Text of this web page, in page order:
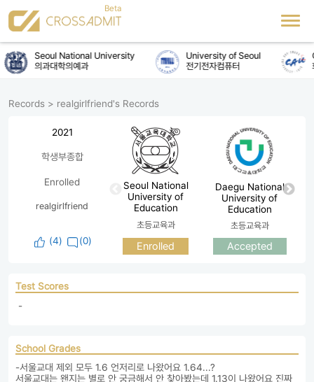
Seoul National University
의과대학의예과
University of Seoul
전기전자컴퓨터
Records > realgirlfriend's Records
2021
학생부종합
Enrolled
realgirlfriend
(4) (0)
Seoul National
University of
Education
초등교육과
Enrolled
Daegu National
University of
Education
초등교육과
Accepted
Test Scores
-
School Grades
-서울교대 제외 모두 1.6 언저리로 나왔어요 1.64...?
서울교대는 왠지는 별로 안 궁금해서 안 찾아봤는데 1.13이 나왔어요 진짜